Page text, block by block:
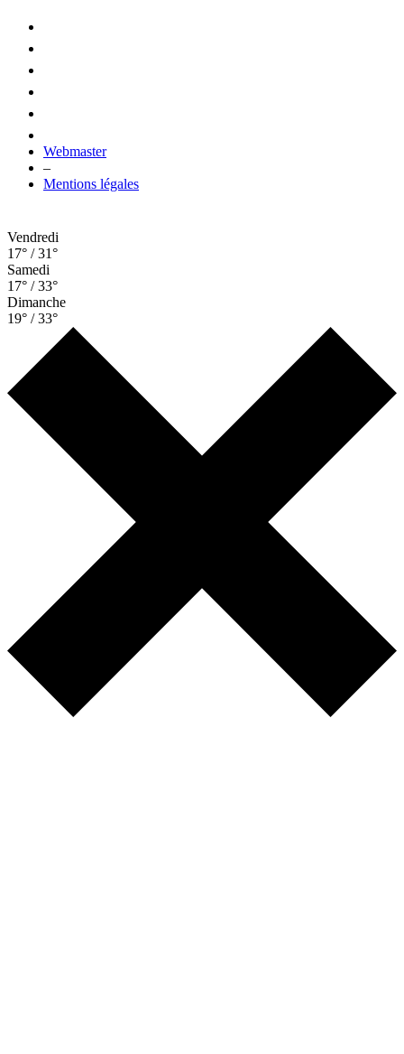
Webmaster
–
Mentions légales
Vendredi
17° / 31°
Samedi
17° / 33°
Dimanche
19° / 33°